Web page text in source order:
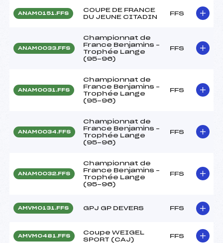
ANAM0151.FFS
COUPE DE FRANCE
DU JEUNE CITADIN
FFS
ANAM0033.FFS
Championnat de
France Benjamins –
Trophée Lange
(95-96)
FFS
ANAM0031.FFS
Championnat de
France Benjamins –
Trophée Lange
(95-96)
FFS
ANAM0034.FFS
Championnat de
France Benjamins –
Trophée Lange
(95-96)
FFS
ANAM0032.FFS
Championnat de
France Benjamins –
Trophée Lange
(95-96)
FFS
AMVM0131.FFS GPJ GP DEVERS FFS
AMVM0481.FFS
Coupe WEIGEL
SPORT (CAJ)
FFS